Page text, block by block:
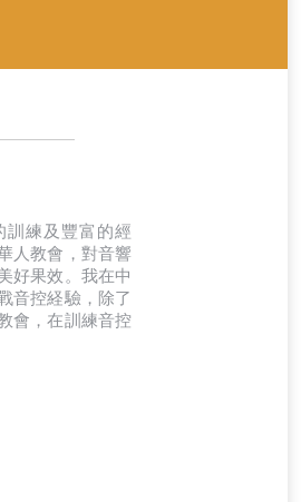
訓練及豐富的經
人教會，對音響
好果效。我在中
音控経驗，除了
會，在訓練音控